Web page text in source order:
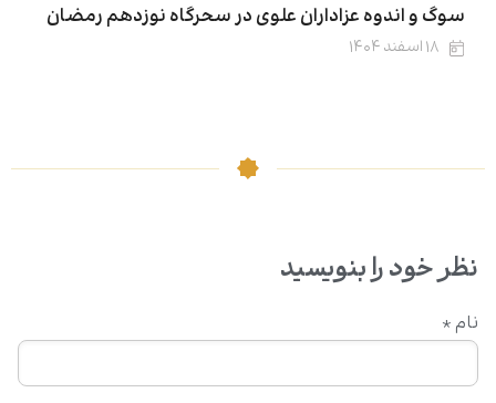
سوگ و اندوه عزاداران علوی در سحرگاه نوزدهم رمضان
۱۸ اسفند ۱۴۰۴
نظر خود را بنویسید
نام *